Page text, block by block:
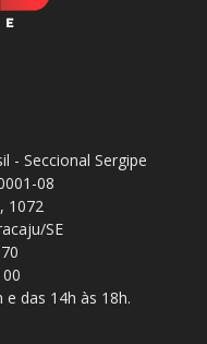
- Seccional Sergipe
08
1072
SE
e das 14h às 18h.